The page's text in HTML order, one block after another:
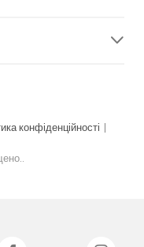
конфіденційності